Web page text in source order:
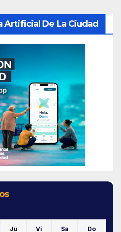
Artificial De La Ciudad
Ju Vi Sa Do